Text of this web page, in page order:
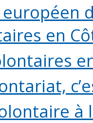
européen
en
à